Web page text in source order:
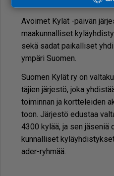
Li­sä­tie­toa ta­pah­tu­mas­ta
Avoi­met Ky­lät -päi­vän
maa­kun­nal­li­set
sekä sa­dat pai­kal­li­set
ym­pä­ri Suo­men.
Suo­men Ky­lät ry on
tä­jien jär­jes­tö, joka
toi­min­nan ja kort­te­lei­den
toon. Jär­jes­tö edus­taa
4300 ky­lää, ja sen jä­se­niä
kun­nal­li­set
a­der-ryh­mää.